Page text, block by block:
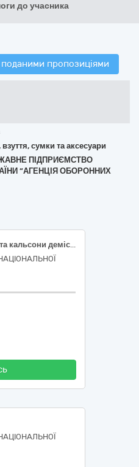
до учасника
поданими пропозиціями
взуття, сумки та аксесуари
ПІДПРИЄМСТВО
“АГЕНЦІЯ ОБОРОННИХ
Білизна натільна (сорочка та кальсони демісезонні), білизна для холодної погоди (сорочка та кальсони зимові)